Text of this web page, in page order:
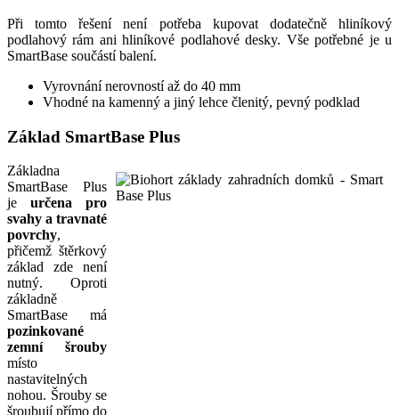
Při tomto řešení není potřeba kupovat dodatečně hliníkový
podlahový rám ani hliníkové podlahové desky. Vše potřebné je u
SmartBase součástí balení.
Vyrovnání nerovností až do 40 mm
Vhodné na kamenný a jiný lehce členitý, pevný podklad
Základ SmartBase Plus
Základna
SmartBase Plus
je určena pro
svahy a travnaté
povrchy,
přičemž štěrkový
základ zde není
nutný. Oproti
základně
SmartBase má
pozinkované
zemní šrouby
místo
nastavitelných
nohou. Šrouby se
šroubují přímo do